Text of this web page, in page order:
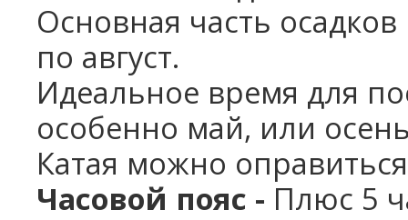
Основная часть
по август.
Идеальное время для
особенно май, или
Катая можно
Часовой пояс - Плюс 5